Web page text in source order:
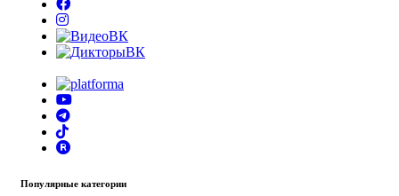
Популярные категории